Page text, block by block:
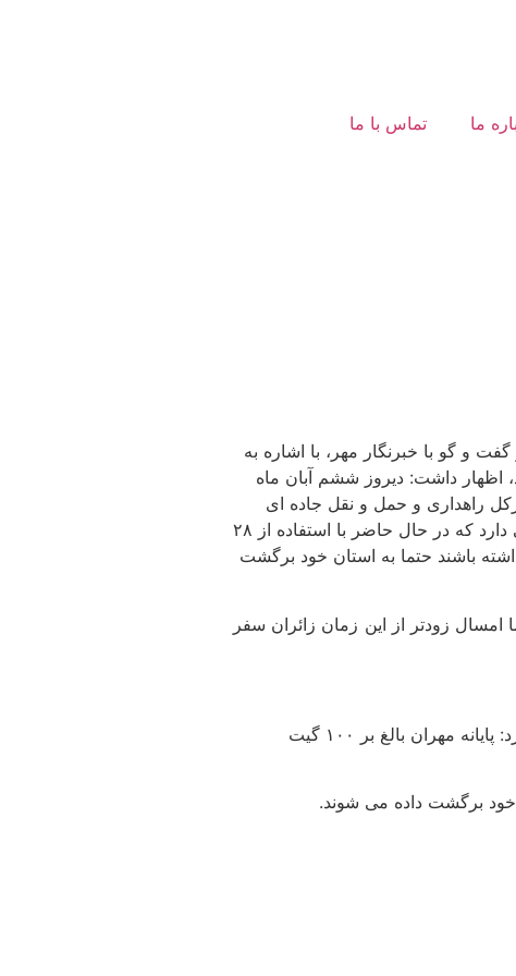
ما تماس با ما
خبر داد. نور الله دلخواه در گفت و گو با خبرنگار مهر، با اشاره به
اظهار داشت: دیروز ششم آبان ماه
مرز خارج شدند و ۴ هزار نفر وارد کشور شدند. مدیرکل راهداری و حمل و نقل جاده ای
ایلام با بیان اینکه پایانه مهران با تمام امکانات آماده خدمت رسانی به زائران است، تصریح کرد: پایانه مهران بالغ بر ۱۰۰ گیت خروجی دارد که در حال حاضر با استفاده از ۲۸
باشند حتما به استان خود برگشت
امسال زودتر از این زمان زائران سفر
مدیرکل راهداری و حمل و نقل جاده ای ایلام با بیان اینکه پایانه مهران با تمام امکانات آماده خدمت رسانی به زائران است، تصریح کرد: پایانه مهران بالغ بر ۱۰۰ گیت
خود برگشت داده می شوند.